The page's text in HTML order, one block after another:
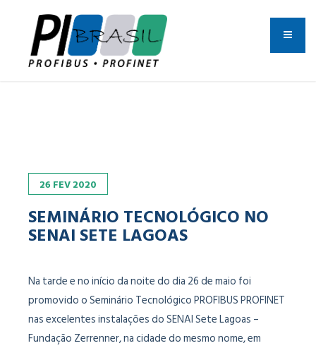
26 FEV2020
SEMINÁRIO TECNOLÓGICO NO
SENAI SETE LAGOAS
Na tarde e no início da noite do dia 26 de maio foi
promovido o Seminário Tecnológico PROFIBUS PROFINET
nas excelentes instalações do SENAI Sete Lagoas –
Fundação Zerrenner, na cidade do mesmo nome, em